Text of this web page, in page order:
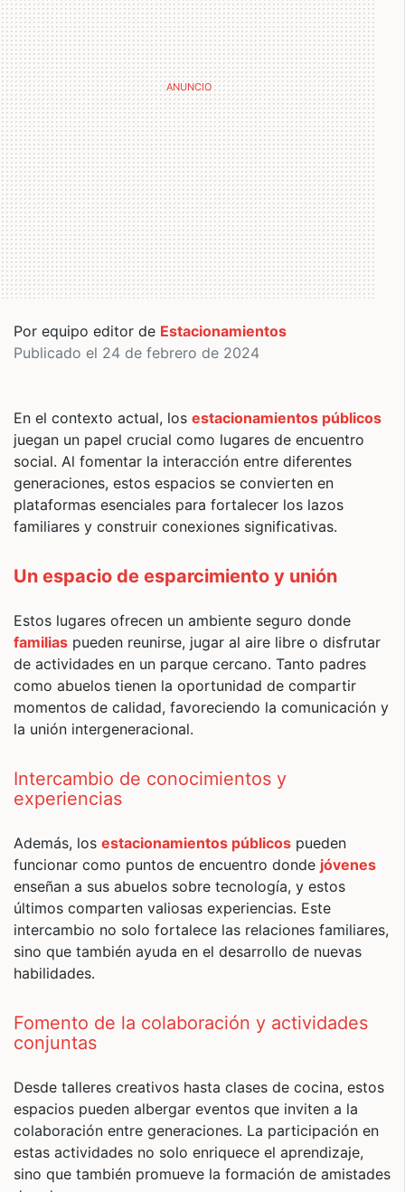
Por equipo editor de Estacionamientos
Publicado el 24 de febrero de 2024
En el contexto actual, los estacionamientos públicos
juegan un papel crucial como lugares de encuentro
social. Al fomentar la interacción entre diferentes
generaciones, estos espacios se convierten en
plataformas esenciales para fortalecer los lazos
familiares y construir conexiones significativas.
Un espacio de esparcimiento y unión
Estos lugares ofrecen un ambiente seguro donde
familias pueden reunirse, jugar al aire libre o disfrutar
de actividades en un parque cercano. Tanto padres
como abuelos tienen la oportunidad de compartir
momentos de calidad, favoreciendo la comunicación y
la unión intergeneracional.
Intercambio de conocimientos y
experiencias
Además, los estacionamientos públicos pueden
funcionar como puntos de encuentro donde jóvenes
enseñan a sus abuelos sobre tecnología, y estos
últimos comparten valiosas experiencias. Este
intercambio no solo fortalece las relaciones familiares,
sino que también ayuda en el desarrollo de nuevas
habilidades.
Fomento de la colaboración y actividades
conjuntas
Desde talleres creativos hasta clases de cocina, estos
espacios pueden albergar eventos que inviten a la
colaboración entre generaciones. La participación en
estas actividades no solo enriquece el aprendizaje,
sino que también promueve la formación de amistades